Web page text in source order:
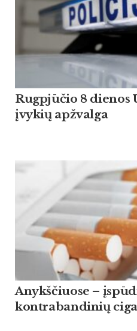
Rugpjūčio 8 dienos
įvykių apžvalga
Anykščiuose –
kontrabandinių